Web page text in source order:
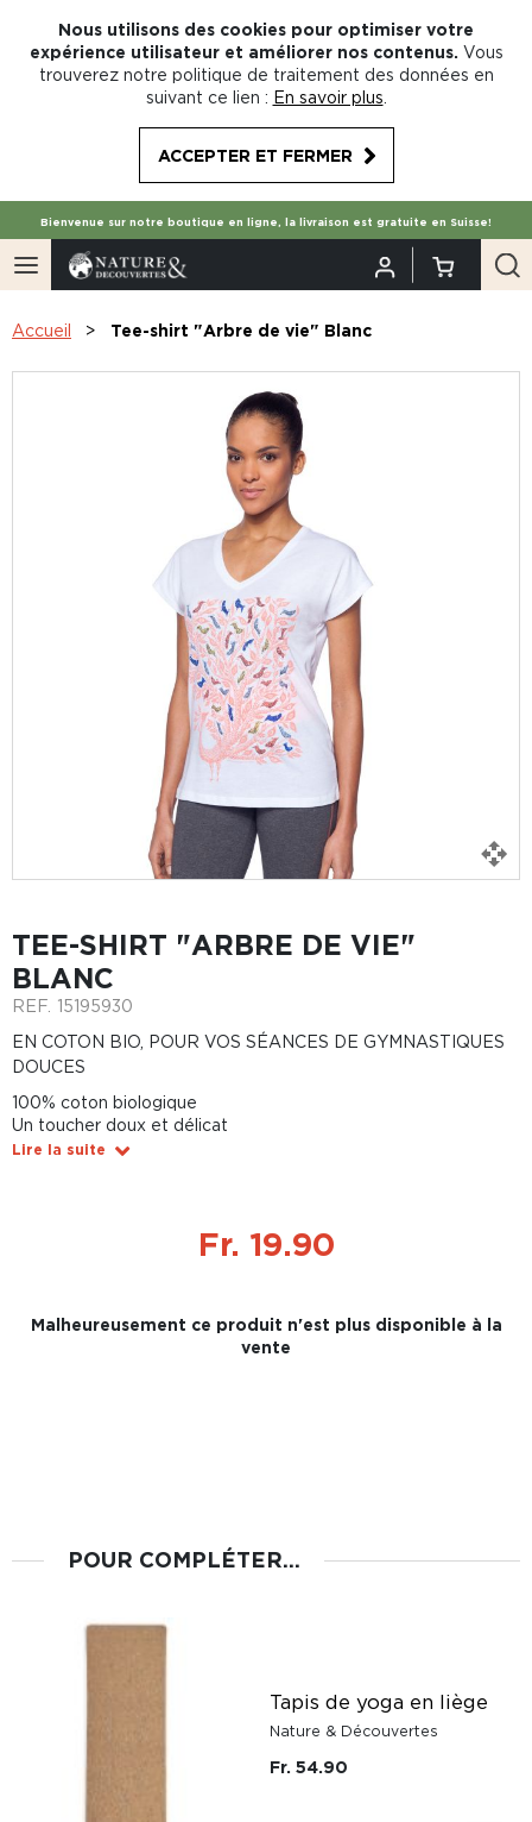
Nous utilisons des cookies pour optimiser votre
expérience utilisateur et améliorer nos contenus. Vous
trouverez notre politique de traitement des données en
suivant ce lien : En savoir plus
ACCEPTER ET FERMER
Bienvenue sur notre boutique en ligne, la livraison est gratuite en Suisse!
Accueil Tee-shirt "Arbre de vie" Blanc
TEE-SHIRT "ARBRE DE VIE"
BLANC
REF. 15195930
EN COTON BIO, POUR VOS SÉANCES DE GYMNASTIQUES
DOUCES
100% coton biologique
Un toucher doux et délicat
Lire la suite
Fr. 19.90
Malheureusement ce produit n'est plus disponible à la
vente
POUR COMPLÉTER...
Tapis de yoga en liège
Nature & Découvertes
Fr. 54.90